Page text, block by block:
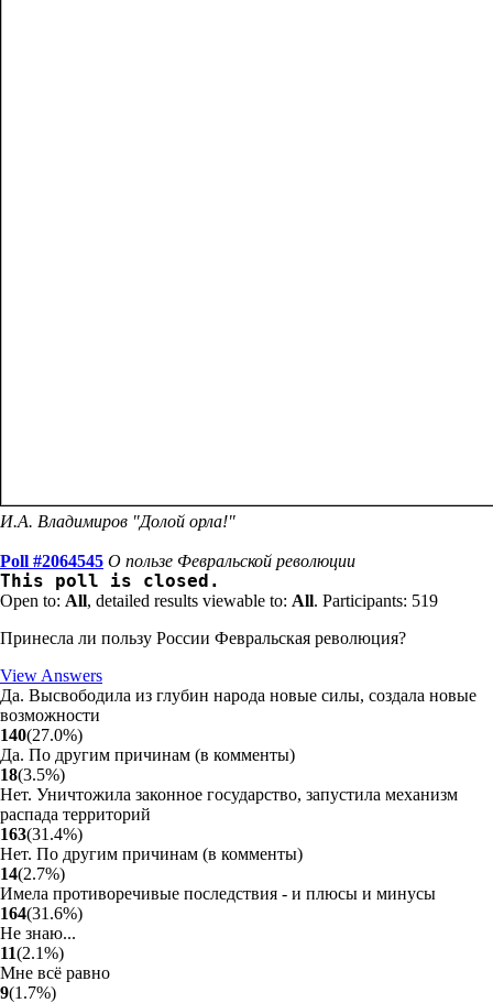
И.А. Владимиров "Долой орла!"
Poll #2064545 О пользе Февральской революции
This poll is closed.
Open to: All, detailed results viewable to: All. Participants: 519
Принесла ли пользу России Февральская революция?
View Answers
Да. Высвободила из глубин народа новые силы, создала новые
возможности
140(27.0%)
Да. По другим причинам (в комменты)
18(3.5%)
Нет. Уничтожила законное государство, запустила механизм
распада территорий
163(31.4%)
Нет. По другим причинам (в комменты)
14(2.7%)
Имела противоречивые последствия - и плюсы и минусы
164(31.6%)
Не знаю...
11(2.1%)
Мне всё равно
9(1.7%)